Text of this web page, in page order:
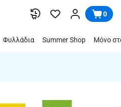
0
Φυλλάδια Summer Shop Μόνο